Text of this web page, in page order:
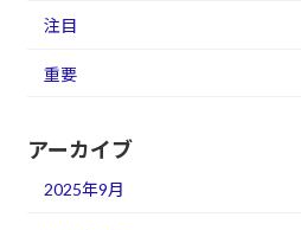
注目
重要
アーカイブ
2025年9月